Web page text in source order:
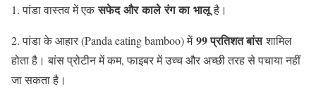
1. पांडा वास्तव में एकसफेद और काले रंग का भालूहै।
2. पांडा के आहार (Panda eating bamboo) में99 प्रतिशत बांसशामिल
होता है। बांस प्रोटीन में कम, फाइबर में उच्च और अच्छी तरह से पचाया नहीं
जा सकता है।